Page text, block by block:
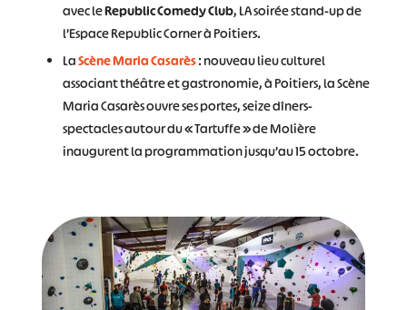
avec leRepublic Comedy Club, LA soirée stand-up de
l’Espace Republic Corner à Poitiers.
LaScène Maria Casarès: nouveau lieu culturel
associant théâtre et gastronomie, à Poitiers, la Scène
Maria Casarès ouvre ses portes, seize dîners-
spectacles autour du « Tartuffe » de Molière
inaugurent la programmation jusqu’au 15 octobre.